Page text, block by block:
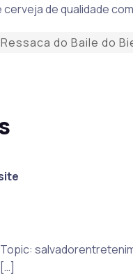
de qualidade
Ressaca do Baile do
Topic: